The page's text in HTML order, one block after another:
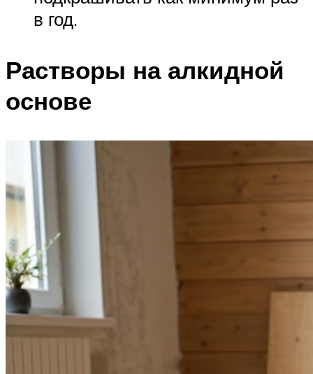
в год.
Растворы на алкидной
основе